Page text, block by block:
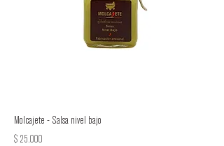
Molcajete - Salsa nivel bajo
Precio
$ 25.000